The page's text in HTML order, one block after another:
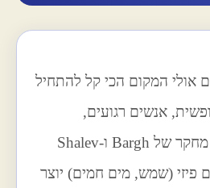
אולי המקום הכי קל להתחיל
אנשים רגועים,
והאווירה מזמינה. מחקר של Bargh ו-Shalev
שחום פיזי (שמש, מים חמים) יוצר